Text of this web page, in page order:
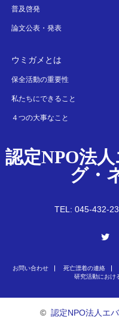
普及啓発
論文公表・発表
ウミガメとは
保全活動の重要性
私たちにできること
４つの大事なこと
認定NPO法
グ・
TEL: 045-432-
お問い合わせ 死亡漂着の連絡
研究活動におけ
© 認定NPO法人エ